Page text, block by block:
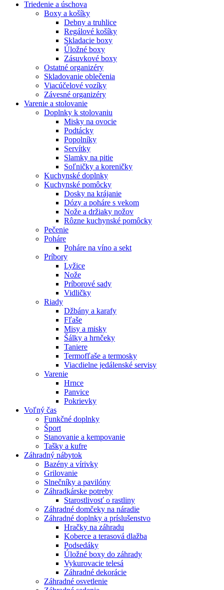
Triedenie a úschova
Boxy a košíky
Debny a truhlice
Regálové košíky
Skladacie boxy
Úložné boxy
Zásuvkové boxy
Ostatné organizéry
Skladovanie oblečenia
Viacúčelové vozíky
Závesné organizéry
Varenie a stolovanie
Doplnky k stolovaniu
Misky na ovocie
Podtácky
Popolníky
Servítky
Slamky na pitie
Soľničky a koreničky
Kuchynské doplnky
Kuchynské pomôcky
Dosky na krájanie
Dózy a poháre s vekom
Nože a držiaky nožov
Rôzne kuchynské pomôcky
Pečenie
Poháre
Poháre na víno a sekt
Príbory
Lyžice
Nože
Príborové sady
Vidličky
Riady
Džbány a karafy
Fľaše
Misy a misky
Šálky a hrnčeky
Taniere
Termofľaše a termosky
Viacdielne jedálenské servisy
Varenie
Hrnce
Panvice
Pokrievky
Voľný čas
Funkčné doplnky
Šport
Stanovanie a kempovanie
Tašky a kufre
Záhradný nábytok
Bazény a vírivky
Grilovanie
Slnečníky a pavilóny
Záhradkárske potreby
Starostlivosť o rastliny
Záhradné domčeky na náradie
Záhradné doplnky a príslušenstvo
Hračky na záhradu
Koberce a terasová dlažba
Podsedáky
Úložné boxy do záhrady
Vykurovacie telesá
Záhradné dekorácie
Záhradné osvetlenie